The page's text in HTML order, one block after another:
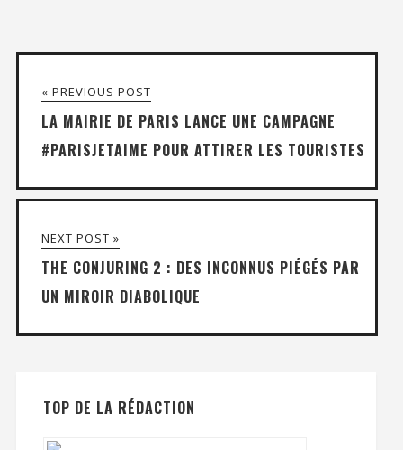
« PREVIOUS POST
LA MAIRIE DE PARIS LANCE UNE CAMPAGNE
#PARISJETAIME POUR ATTIRER LES TOURISTES
NEXT POST »
THE CONJURING 2 : DES INCONNUS PIÉGÉS PAR
UN MIROIR DIABOLIQUE
TOP DE LA RÉDACTION